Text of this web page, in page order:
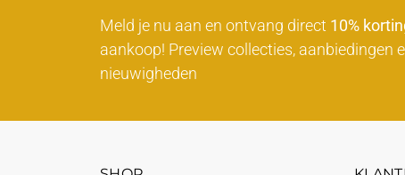
Meld je nu aan en ontvang direct 10%
aankoop! Preview collecties, aanbiedingen
nieuwigheden